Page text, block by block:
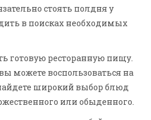
стоять полдня у
в поисках необходимых
готовую ресторанную пищу.
можете воспользоваться на
широкий выбор блюд
или обыденного.